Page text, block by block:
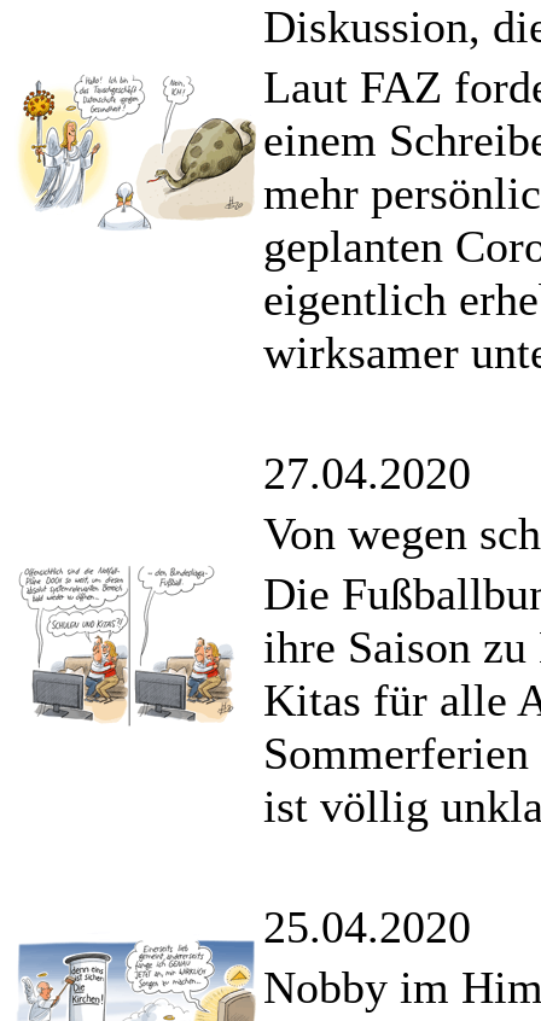
Diskussion,
Laut FAZ
einem
mehr
geplanten
eigentlich
wirksamer
27.04.2020
Von wegen
Die
ihre Saison
Kitas für alle
ist völlig
25.04.2020
Nobby im